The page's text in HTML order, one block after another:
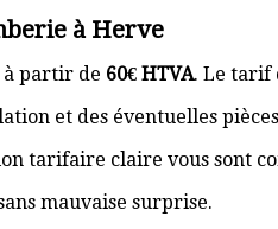
à Herve
à partir de 60€ HTVA. Le tarif
et des éventuelles
tarifaire claire vous sont
mauvaise surprise.